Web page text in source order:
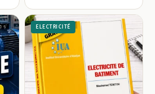
ELECTRICITÉ